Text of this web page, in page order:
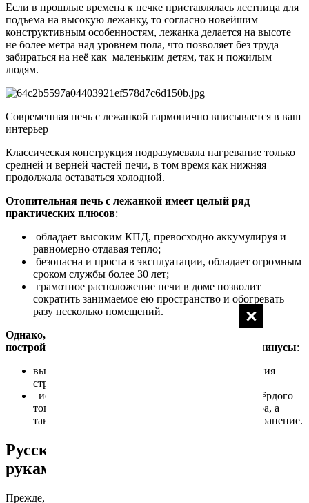
Если в прошлые времена к печке приставлялась лестница для
подъема на высокую лежанку, то согласно новейшим
конструктивным особенностям, лежанка делается на высоте
не более метра над уровнем пола, что позволяет без труда
забираться на неё как маленьким детям, так и пожилым
людям.
Современная печь с лежанкой гармонично вписывается в ваш
интерьер
Классическая конструкция подразумевала нагревание только
средней и верней частей печи, в том время как нижняя
продолжала оставаться холодной.
Отопительная печь с лежанкой имеет целый ряд
практических плюсов:
обладает высоким КПД, превосходно аккумулируя и
равномерно отдавая тепло;
безопасна и проста в эксплуатации, обладает огромным
сроком службы более 30 лет;
грамотное расположение печи в доме позволит
сократить занимаемое ею пространство и обогревать
разу несколько помещений.
Однако, как и у любой другой крупногабаритной
постройки, у русской печи с лежанкой есть и свои минусы:
высокий профессионализм и практические умения
строителя, выполняющего кладку;
использование дров как крупногабаритного твёрдого
топлива влечет за собой скопление в доме мусора, а
также требует отведения особого места под их хранение.
Русская печь с лежанкой своими
руками
Прежде, чем заниматься подготовкой материалов и